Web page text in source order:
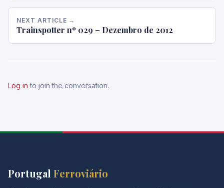
NEXT ARTICLE →
Trainspotter nº 029 – Dezembro de 2012
Log in to join the conversation.
Portugal Ferroviário